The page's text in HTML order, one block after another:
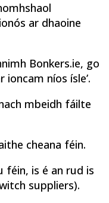
ar dhaoine
Bonkers.ie, go
níos ísle’.
mbeidh fáilte
cheana féin.
féin, is é an rud is
suppliers).